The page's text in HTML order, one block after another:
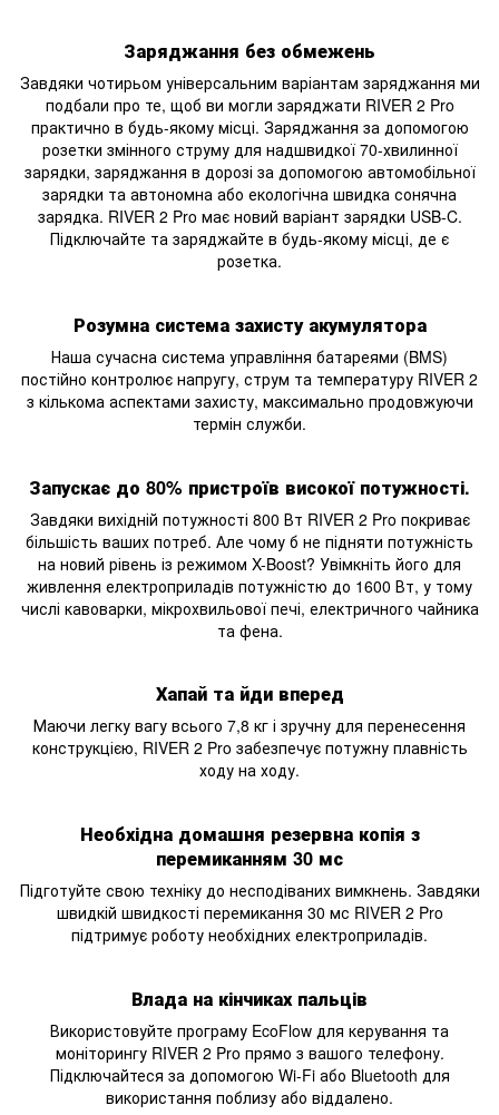
Заряджання без обмежень
Завдяки чотирьом універсальним варіантам заряджання ми
подбали про те, щоб ви могли заряджати RIVER 2 Pro
практично в будь-якому місці. Заряджання за допомогою
розетки змінного струму для надшвидкої 70-хвилинної
зарядки, заряджання в дорозі за допомогою автомобільної
зарядки та автономна або екологічна швидка сонячна
зарядка. RIVER 2 Pro має новий варіант зарядки USB-C.
Підключайте та заряджайте в будь-якому місці, де є
розетка.
Розумна система захисту акумулятора
Наша сучасна система управління батареями (BMS)
постійно контролює напругу, струм та температуру RIVER 2
з кількома аспектами захисту, максимально продовжуючи
термін служби.
Запускає до 80% пристроїв високої потужності.
Завдяки вихідній потужності 800 Вт RIVER 2 Pro покриває
більшість ваших потреб. Але чому б не підняти потужність
на новий рівень із режимом X-Boost? Увімкніть його для
живлення електроприладів потужністю до 1600 Вт, у тому
числі кавоварки, мікрохвильової печі, електричного чайника
та фена.
Хапай та йди вперед
Маючи легку вагу всього 7,8 кг і зручну для перенесення
конструкцією, RIVER 2 Pro забезпечує потужну плавність
ходу на ходу.
Необхідна домашня резервна копія з
перемиканням 30 мс
Підготуйте свою техніку до несподіваних вимкнень. Завдяки
швидкій швидкості перемикання 30 мс RIVER 2 Pro
підтримує роботу необхідних електроприладів.
Влада на кінчиках пальців
Використовуйте програму EcoFlow для керування та
моніторингу RIVER 2 Pro прямо з вашого телефону.
Підключайтеся за допомогою Wi-Fi або Bluetooth для
використання поблизу або віддалено.